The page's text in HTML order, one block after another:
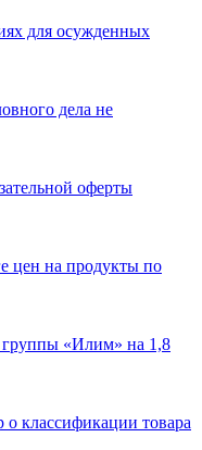
для осужденных
дела не
оферты
цен на продукты по
группы «Илим» на 1,8
классификации товара